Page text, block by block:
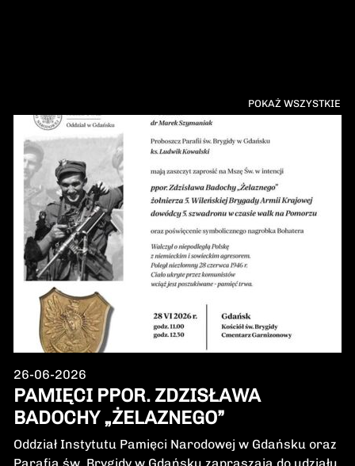
POKAŻ WSZYSTKIE
26-06-2026
PAMIĘCI PPOR. ZDZISŁAWA
BADOCHY „ŻELAZNEGO”
Oddział Instytutu Pamięci Narodowej w Gdańsku oraz